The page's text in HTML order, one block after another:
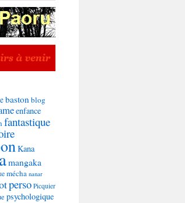
baston blog
enfance
fantastique
Kana
mangaka
mécha nanar
perso Picquier
psychologique